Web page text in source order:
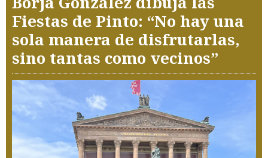
Fiestas de Pinto: “No hay una
sola manera de disfrutarlas,
sino tantas como vecinos”